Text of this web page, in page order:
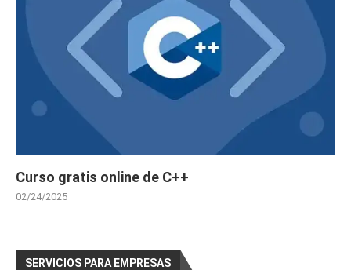
Curso gratis online de C++
02/24/2025
SERVICIOS PARA EMPRESAS